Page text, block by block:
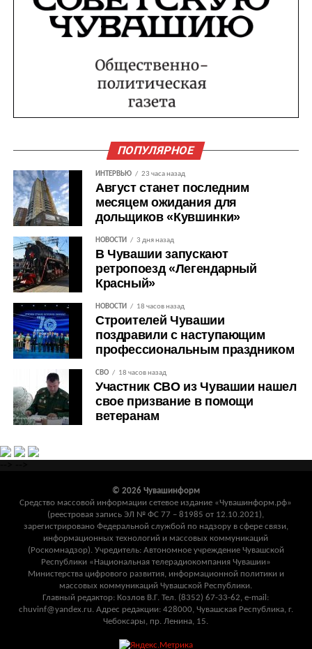
ПОПУЛЯРНОЕ
ИНТЕРВЬЮ 23 часа назад
Август станет последним
месяцем ожидания для
дольщиков «Кувшинки»
НОВОСТИ 3 дня назад
В Чувашии запускают
ретропоезд «Легендарный
Красный»
НОВОСТИ 18 часов назад
Строителей Чувашии
поздравили с наступающим
профессиональным праздником
СВО 18 часов назад
Участник СВО из Чувашии нашел
свое призвание в помощи
ветеранам
© 2026 Чувашинформ
Средство массовой информации сетевое издание «Чувашинформ.рф»
(реестровая запись ЭЛ № ФС 77 – 81985 от 12.10.2021),
зарегистрировано Федеральной службой по надзору в сфере связи,
информационных технологий и массовых коммуникаций
(Роскомнадзор). Учредитель: Автономное учреждение Чувашской
Республики «Национальная телерадиокомпания Чувашии»
Министерства цифрового развития, информационной политики и
массовых коммуникаций Чувашской Республики.
Главный редактор: Козлов В.Г. Тел. (8352) 67-33-62, e-mail:
chuvinf@yandex.ru. Адрес редакции: 428000, Чувашская Республика, г.
Чебоксары, пр. Ленина, 15.